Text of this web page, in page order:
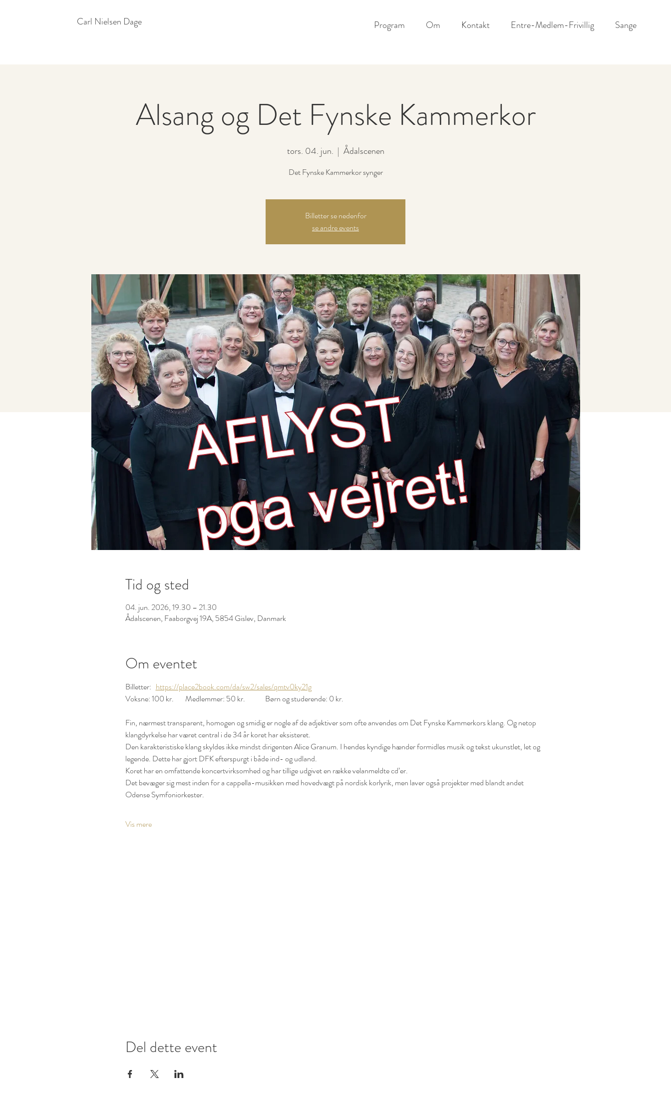
Carl Nielsen Dage Program Om Kontakt Entre-Medlem-Frivillig Sange
Alsang og Det Fynske Kammerkor
tors. 04. jun.
  |
Ådalscenen
Det Fynske Kammerkor synger
Billetter se nedenfor
se andre events
Tid og sted
04. jun. 2026, 19.30 – 21.30
Ådalscenen, Faaborgvej 19A, 5854 Gislev, Danmark
Om eventet
Billetter: https://place2book.com/da/sw2/sales/qmtv0ky21g
Voksne: 100 kr.	Medlemmer: 50 kr. 	Børn og studerende: 0 kr.
Fin, nærmest transparent, homogen og smidig er nogle af de adjektiver som ofte anvendes om Det Fynske Kammerkors klang. Og netop
klangdyrkelse har været central i de 34 år koret har eksisteret.
Den karakteristiske klang skyldes ikke mindst dirigenten Alice Granum. I hendes kyndige hænder formidles musik og tekst ukunstlet, let og
legende. Dette har gjort DFK efterspurgt i både ind- og udland.
Koret har en omfattende koncertvirksomhed og har tillige udgivet en række velanmeldte cd’er.
Det bevæger sig mest inden for a cappella-musikken med hovedvægt på nordisk korlyrik, men laver også projekter med blandt andet
Odense Symfoniorkester.
Vis mere
Del dette event